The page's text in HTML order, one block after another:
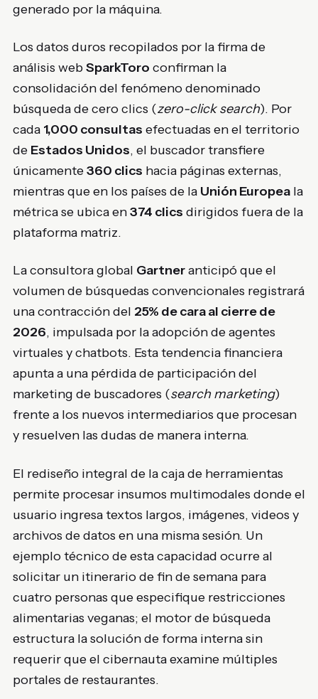
generado por la máquina.
Los datos duros recopilados por la firma de
análisis webSparkToro confirman la
consolidación del fenómeno denominado
búsqueda de cero clics (zero-click search). Por
cada 1,000 consultas efectuadas en el territorio
de Estados Unidos, el buscador transfiere
únicamente360 clics hacia páginas externas,
mientras que en los países de la Unión Europea la
métrica se ubica en374 clics dirigidos fuera de la
plataforma matriz.
La consultora global Gartneranticipó que el
volumen de búsquedas convencionales registrará
una contracción del 25% de cara al cierre de
2026, impulsada por la adopción de agentes
virtuales y chatbots. Esta tendencia financiera
apunta a una pérdida de participación del
marketing de buscadores (search marketing)
frente a los nuevos intermediarios que procesan
y resuelven las dudas de manera interna.
El rediseño integral de la caja de herramientas
permite procesar insumos multimodales donde el
usuario ingresa textos largos, imágenes, videos y
archivos de datos en una misma sesión. Un
ejemplo técnico de esta capacidad ocurre al
solicitar un itinerario de fin de semana para
cuatro personas que especifique restricciones
alimentarias veganas; el motor de búsqueda
estructura la solución de forma interna sin
requerir que el cibernauta examine múltiples
portales de restaurantes.